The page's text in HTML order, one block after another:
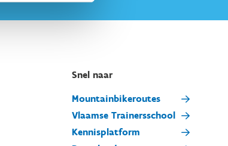
Snel naar
Mountainbikeroutes
Vlaamse Trainersschool
Kennisplatform